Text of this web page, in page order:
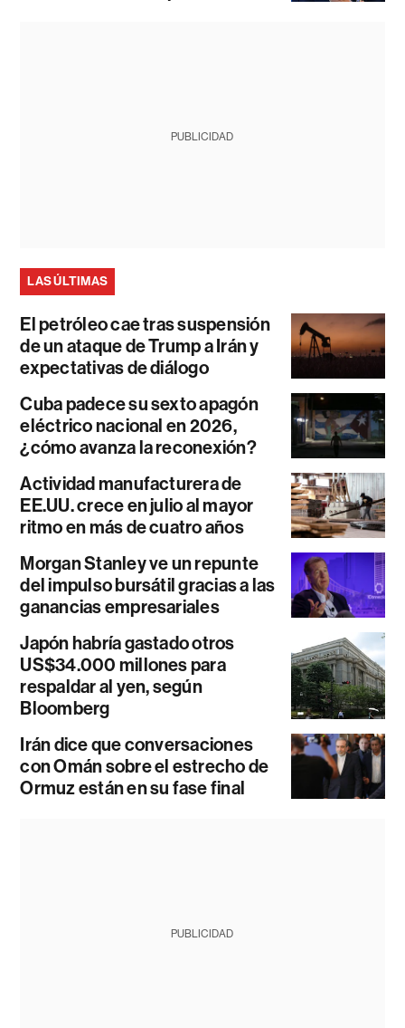
PUBLICIDAD
LAS ÚLTIMAS
El petróleo cae tras suspensión
de un ataque de Trump a Irán y
expectativas de diálogo
Cuba padece su sexto apagón
eléctrico nacional en 2026,
¿cómo avanza la reconexión?
Actividad manufacturera de
EE.UU. crece en julio al mayor
ritmo en más de cuatro años
Morgan Stanley ve un repunte
del impulso bursátil gracias a las
ganancias empresariales
Japón habría gastado otros
US$34.000 millones para
respaldar al yen, según
Bloomberg
Irán dice que conversaciones
con Omán sobre el estrecho de
Ormuz están en su fase final
PUBLICIDAD